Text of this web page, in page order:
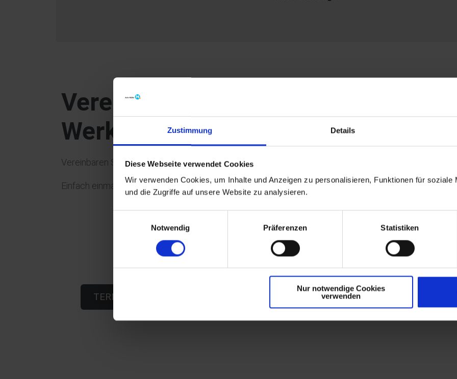
Zustimmung Details
Diese Webseite verwendet Cookies
Wir verwenden Cookies, um Inhalte und Anzeigen zu personalisieren, Funktionen für soziale
und die Zugriffe auf unsere Website zu analysieren.
Notwendig
Präferenzen Statistiken
Nur notwendige Cookies
verwenden
Vereinbaren Sie ihren persönlichen
Werkstatttermin
Vereinbaren Sie Ihren nächsten Werkstatttermin doch mal online.
Einfach einmalig registrieren und Sie können aus unseren Service-Leistungen für die Marken VW, Audi
TERMIN IN HÜTTENBERG VEREINBAREN TERMIN IN WETZLAR